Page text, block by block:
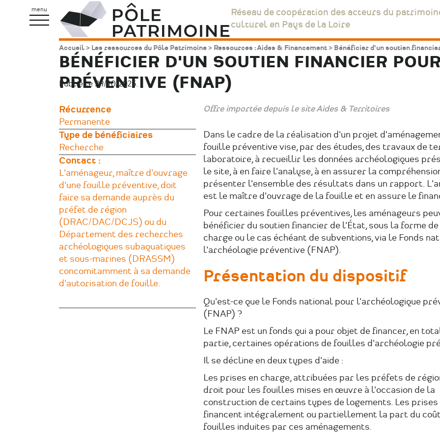
menu
Pôle
Patrimoine
Réseau de coopération des acteurs du
culturel en Pays de la Loire
Fil
d'Ariane
Accueil Les ressources du Pôle Patrimoine Ressources : Aides & Financement Bénéficier d'un soutien
BÉNÉFICIER D'UN SOUTIEN FINANCIER
PRÉVENTIVE (FNAP)
Publié le 29/10/2025.
Récurrence
Permanente
Type de bénéficiaires
Recherche
Contact :
L'aménageur, maître d'ouvrage
d'une fouille préventive, doit
faire sa demande auprès du
préfet de région
(DRAC/DAC/DCJS) ou du
Département des recherches
archéologiques subaquatiques
et sous-marines (DRASSM)
concomitamment à sa demande
d'autorisation de fouille.
Offre importée depuis le site Aides & Territoires
Dans le cadre de la réalisation d'un projet
fouille préventive vise, par des études, des travaux de
laboratoire, à recueillir les données archéologiques
le site, à en faire l'analyse, à en assurer la
présenter l'ensemble des résultats dans un rapport.
est le maître d'ouvrage de la fouille et en assure le
Pour certaines fouilles préventives, les aménageurs
bénéficier du soutien financier de l'État, sous la forme
charge ou le cas échéant de subventions, via le Fonds
l'archéologie préventive (FNAP).
Présentation du dispositif
Qu'est-ce que le Fonds national pour l'archéologique
(FNAP) ?
Le FNAP est un fonds qui a pour objet de financer, en
partie, certaines opérations de fouilles d'archéologie
Il se décline en deux types d'aide :
Les prises en charge, attribuées par les préfets de
droit pour les fouilles mises en œuvre à l'occasion de la
construction de certains types de logements. Les prises
financent intégralement ou partiellement la part du
fouilles induites par ces aménagements.